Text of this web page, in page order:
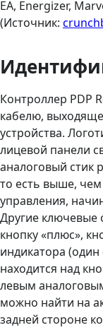
EA, Energizer,
(Источник:
Контроллер PDP
кабелю,
устройства.
лицевой панели
аналоговый стик
то есть выше,
управления,
Другие ключевые
кнопку «плюс»,
индикатора
находится над
левым
можно найти на
задней стороне